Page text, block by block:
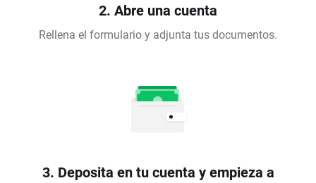
2. Abre una cuenta
Rellena el formulario y adjunta tus documentos.
3. Deposita en tu cuenta y empieza a